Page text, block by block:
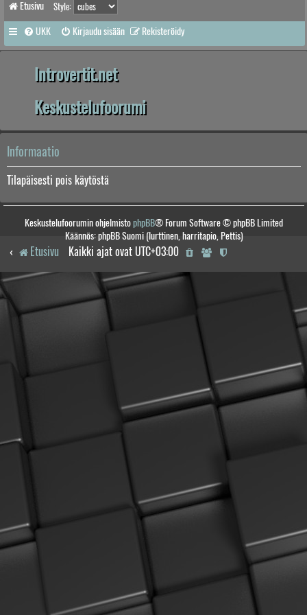
Etusivu Style:
UKK Kirjaudu sisään Rekisteröidy
Introvertit.net
Keskustelufoorumi
Informaatio
Tilapäisesti pois käytöstä
Keskustelufoorumin ohjelmistophpBB® Forum Software © phpBB Limited
Käännös: phpBB Suomi (lurttinen, harritapio, Pettis)
Etusivu Kaikki ajat ovat UTC+03:00